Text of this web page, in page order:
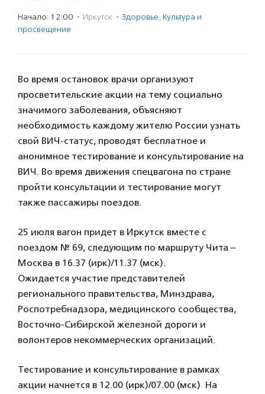
Начало: 12:00 · Иркутск · Здоровье, Культура и
просвещение
Во время остановок врачи организуют
просветительские акции на тему социально
значимого заболевания, объясняют
необходимость каждому жителю России узнать
свой ВИЧ-статус, проводят бесплатное и
анонимное тестирование и консультирование на
ВИЧ. Во время движения спецвагона по стране
пройти консультации и тестирование могут
также пассажиры поездов.
25 июля вагон придет в Иркутск вместе с
поездом № 69, следующим по маршруту Чита –
Москва в 16.37 (ирк)/11.37 (мск).
Ожидается участие представителей
регионального правительства, Минздрава,
Роспотребнадзора, медицинского сообщества,
Восточно-Сибирской железной дороги и
волонтеров некоммерческих организаций.
Тестирование и консультирование в рамках
акции начнется в 12.00 (ирк)/07.00 (мск) На